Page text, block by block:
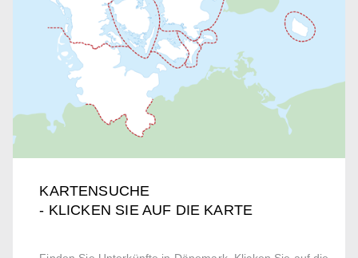
KARTENSUCHE
- KLICKEN SIE AUF DIE KARTE